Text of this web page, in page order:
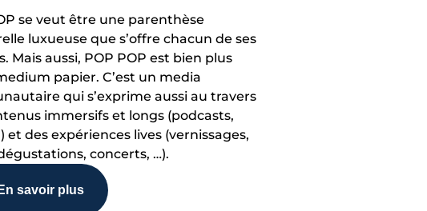
se veut être une parenthèse
luxueuse que s’offre chacun de ses
Mais aussi, POP POP est bien plus
papier. C’est un media
qui s’exprime aussi au travers
immersifs et longs (podcasts,
et des expériences lives (vernissages,
concerts, …).
En savoir plus